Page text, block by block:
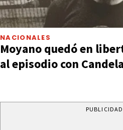
NACIONALES
Moyano quedó en
al episodio con
PUBLICIDAD